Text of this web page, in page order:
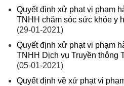
Quyết định xử phạt vi phạm
TNHH chăm sóc sức khỏe y
(29-01-2021)
Quyết định xử phạt vi phạm
TNHH Dịch vụ Truyền thông
(05-01-2021)
Quyết định về xử phạt vi